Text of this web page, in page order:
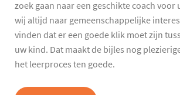
zoek gaan naar een geschikte coach voor
wij altijd naar gemeenschappelijke
vinden dat er een goede klik moet zijn
uw kind. Dat maakt de bijles nog
het leerproces ten goede.